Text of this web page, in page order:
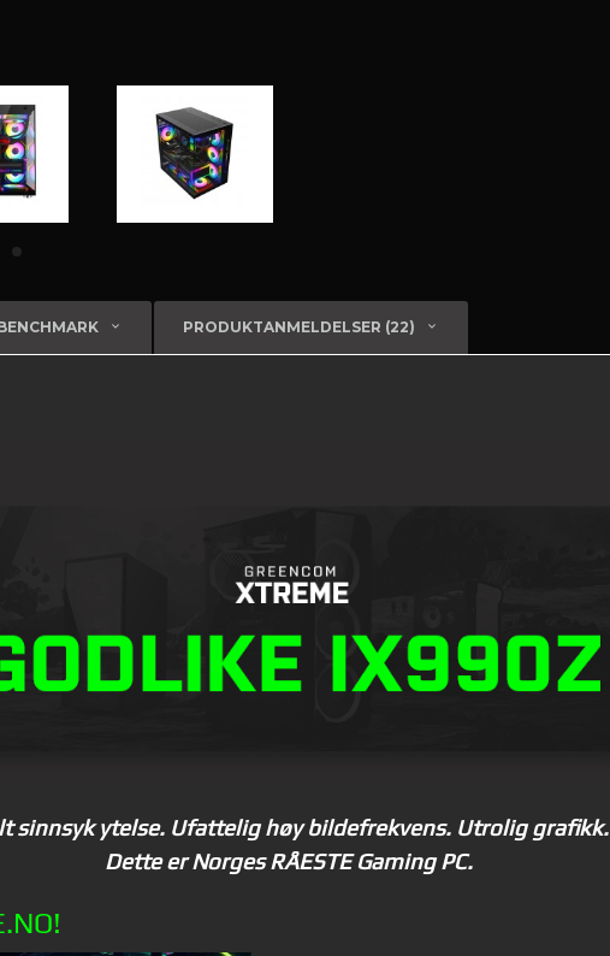
PRODUKTANMELDELSER (22)
sinnsyk ytelse. Ufattelig høy bildefrekvens. Utrolig grafikk.
Dette er Norges RÅESTE Gaming PC.
!